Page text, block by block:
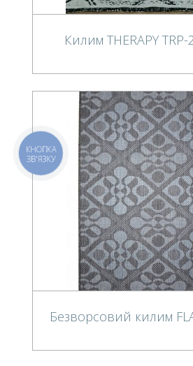
Килим THERAPY TRP-
Безворсовий килим
КНОПКА
ЗВ'ЯЗКУ